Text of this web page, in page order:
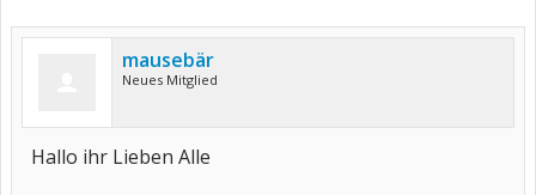
mausebär
Neues Mitglied
Hallo ihr Lieben Alle